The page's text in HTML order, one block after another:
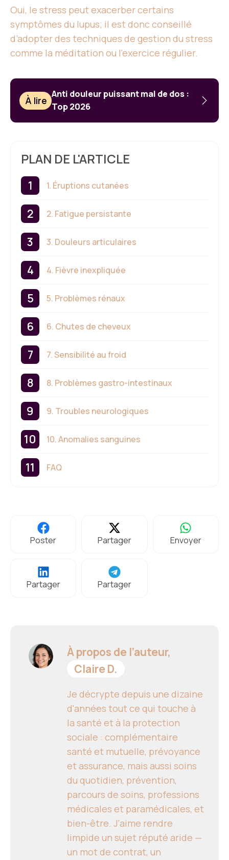
Oui, le stress peut exacerber certains
symptômes du lupus; il est donc conseillé
d’adopter des techniques de gestion du stress
comme la méditation ou l’exercice régulier.
À lire
Anti douleur puissant mal de dos :
Top 2026
PLAN DE L'ARTICLE
1. Éruptions cutanées
2. Fatigue persistante
3. Douleurs articulaires
4. Fièvre inexpliquée
5. Problèmes rénaux
6. Chutes de cheveux
7. Sensibilité au froid
8. Problèmes gastro-intestinaux
9. Troubles neurologiques
10. Anomalies sanguines
FAQ
Poster Partager Envoyer
Partager Partager
À propos de l’auteur,
Claire D.
Je décrypte depuis une dizaine
d'années tout ce qui touche à
la santé et à la protection
sociale : complémentaire
santé et mutuelle, prévoyance
et assurance, mais aussi soins
du quotidien, prévention,
parcours de soins, professions
médicales et paramédicales, et
bien-être. J'aime rendre
limpide un sujet réputé aride —
un mot de contrat, un